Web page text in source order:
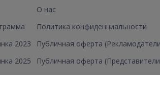
2023
2025
О нас
Политика конфиденциальности
Публичная оферта
Публичная оферта